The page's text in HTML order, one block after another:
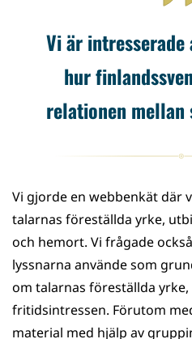
Vi är
hur
relationen mellan
Vi gjorde en webbenkät där
talarnas föreställda yrke,
och hemort. Vi frågade
lyssnarna använde som
om talarnas föreställda
fritidsintressen. Förutom
material med hjälp av